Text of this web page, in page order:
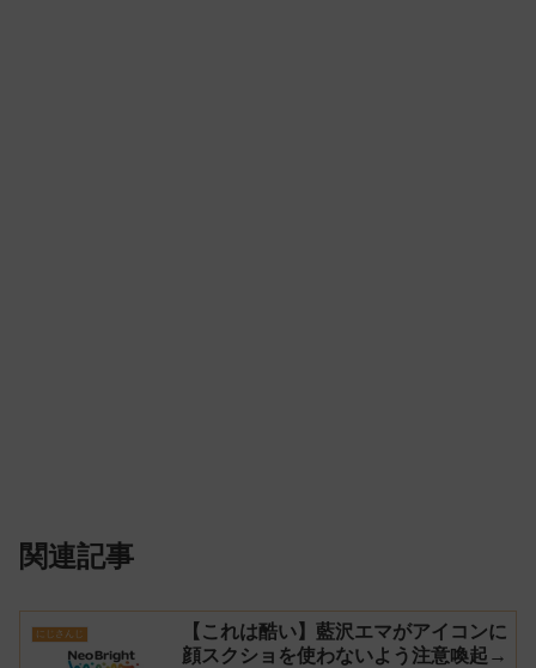
関連記事
にじさんじ
【これは酷い】藍沢エマがアイコンに
顔スクショを使わないよう注意喚起→